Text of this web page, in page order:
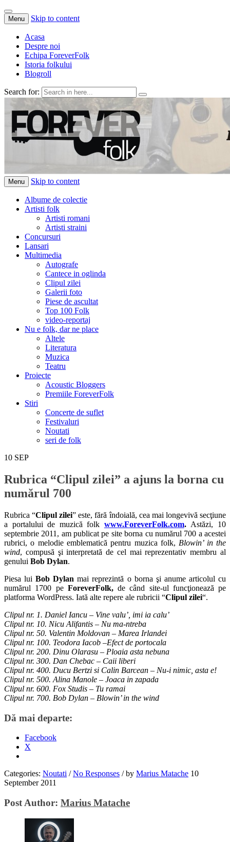
Menu Skip to content
Acasa
Despre noi
Echipa ForeverFolk
Istoria folkului
Blogroll
Search for:
ForeverFolk
Muzica sufletului tau
Menu Skip to content
Albume de colectie
Artisti folk
Artisti romani
Artisti straini
Concursuri
Lansari
Multimedia
Autografe
Cantece in oglinda
Clipul zilei
Galerii foto
Piese de ascultat
Top 100 Folk
video-reportaj
Nu e folk, dar ne place
Altele
Literatura
Muzica
Teatru
Proiecte
Acoustic Bloggers
Premiile ForeverFolk
Stiri
Concerte de suflet
Festivaluri
Noutati
seri de folk
10 SEP
Rubrica “Clipul zilei” a ajuns la borna cu
numărul 700
Rubrica “Clipul zilei” este, fără îndoială, cea mai longevivă secţiune
a portalului de muzică folk www.ForeverFolk.com. Astăzi, 10
septembrie 2011, am publicat pe site borna cu numărul 700 a acestei
rubrici, o melodie emblematică pentru muzica folk, Blowin’ in the
wind, compusă şi interpretată de cel mai reprezentativ membru al
genului Bob Dylan.
Piesa luiBob Dylan mai reprezintă o borna şi anume articolul cu
numărul 1700 pe ForeverFolk, de când site-ul funcţionează pe
platforma WordPress. Iată alte repere ale rubricii “Clipul zilei“.
Clipul nr. 1. Daniel Iancu – Vine valu’, imi ia calu’
Clipul nr. 10. Nicu Alifantis – Nu ma-ntreba
Clipul nr. 50. Valentin Moldovan – Marea Irlandei
Clipul nr. 100. Teodora Iacob –Efect de portocala
Clipul nr. 200. Dinu Olarasu – Ploaia asta nebuna
Clipul nr. 300. Dan Chebac – Caii liberi
Clipul nr. 400. Ducu Bertzi si Calin Barcean – Nu-i nimic, asta e!
Clipul nr. 500. Alina Manole – Joaca in zapada
Clipul nr. 600. Fox Studis – Tu ramai
Clipul nr. 700. Bob Dylan – Blowin’ in the wind
Dă mai departe:
Facebook
X
Categories: Noutati / No Responses /by Marius Matache 10
September 2011
Post Author: Marius Matache